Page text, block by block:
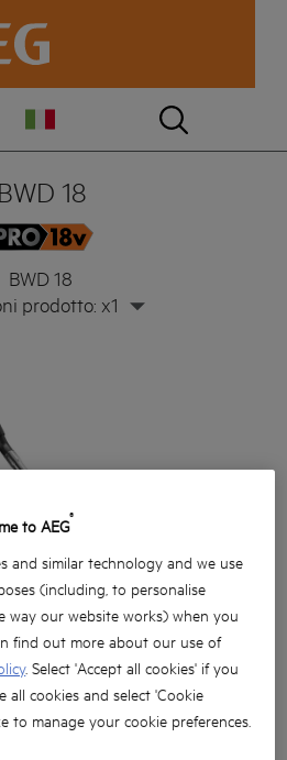
BWD 18
BWD 18
prodotto: x1
to AEG®
and similar technology and we use
(including, to personalise
way our website works) when you
find out more about our use of
. Select 'Accept all cookies' if you
all cookies and select 'Cookie
to manage your cookie preferences.